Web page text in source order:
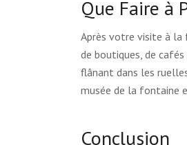
Que Faire à
Après votre visite à la
de boutiques, de
flânant dans les
musée de la fontaine
Conclusion